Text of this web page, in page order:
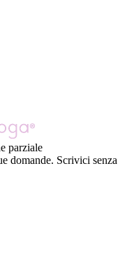
parziale
domande. Scrivici senza